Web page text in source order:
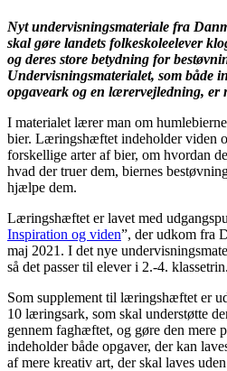
Nyt undervisningsmateriale fra
skal gøre landets folkeskoleelever
og deres store betydning for
Undervisningsmaterialet, som både
opgaveark og en lærervejledning, er
I materialet lærer man om
bier. Læringshæftet indeholder viden
forskellige arter af bier, om hvordan
hvad der truer dem, biernes
hjælpe dem.
Læringshæftet er lavet med
Inspiration og viden”, der udkom fra
maj 2021. I det nye
så det passer til elever i 2.-4. klassetrin.
Som supplement til læringshæftet er
10 læringsark, som skal understøtte
gennem faghæftet, og gøre den mere
indeholder både opgaver, der kan
af mere kreativ art, der skal laves